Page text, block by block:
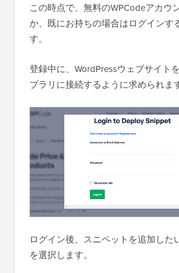
この時点で、無料のWPCodeアカウ
か、既にお持ちの場合はログインす
す。
登録中に、WordPressウェブサイト
ブラリに接続するように求められま
ログイン後、スニペットを追加した
を選択します。